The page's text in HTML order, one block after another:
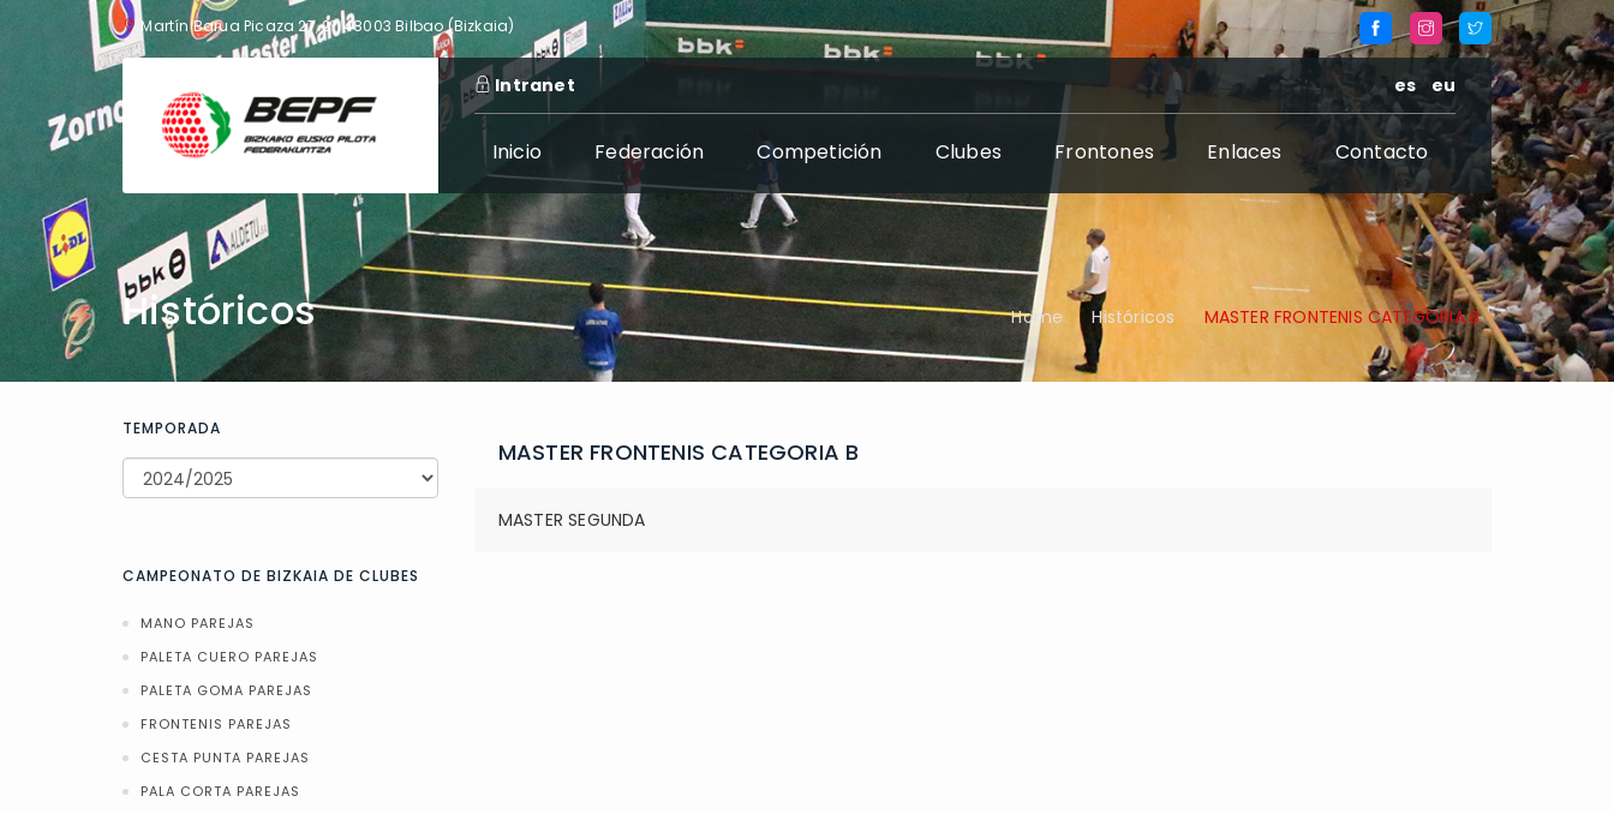
Martín Barua Picaza 27, 2º, 48003 Bilbao (Bizkaia)
Intranet es eu
Inicio Federación Competición Clubes Frontones Enlaces Contacto
Históricos Home Históricos MASTER FRONTENIS CATEGORIA B
TEMPORADA
CAMPEONATO DE BIZKAIA DE CLUBES
MANO PAREJAS
PALETA CUERO PAREJAS
PALETA GOMA PAREJAS
FRONTENIS PAREJAS
CESTA PUNTA PAREJAS
PALA CORTA PAREJAS
MASTER FRONTENIS CATEGORIA B
MASTER SEGUNDA